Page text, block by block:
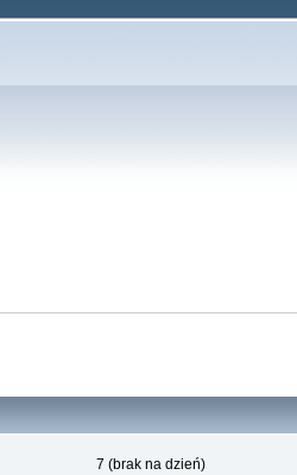
7 (brak na dzień)